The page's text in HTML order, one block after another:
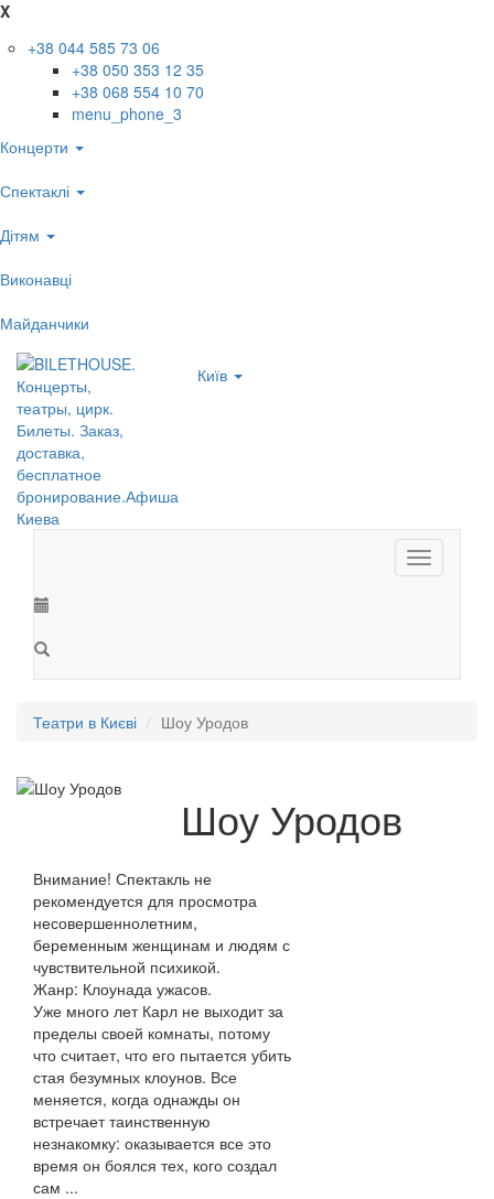
X
+38 044 585 73 06
+38 050 353 12 35
+38 068 554 10 70
menu_phone_3
Концерти
Спектаклі
Дітям
Виконавці
Майданчики
Київ
Toggle
navigation
Театри в Києві Шоу Уродов
Шоу Уродов
Внимание! Спектакль не
рекомендуется для просмотра
несовершеннолетним,
беременным женщинам и людям с
чувствительной психикой.
Жанр: Клоунада ужасов.
Уже много лет Карл не выходит за
пределы своей комнаты, потому
что считает, что его пытается убить
стая безумных клоунов. Все
меняется, когда однажды он
встречает таинственную
незнакомку: оказывается все это
время он боялся тех, кого создал
сам ...